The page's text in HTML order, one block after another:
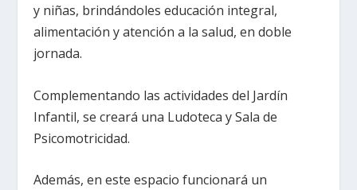
y niñas, brindándoles educación integral,
alimentación y atención a la salud, en doble
jornada.
Complementando las actividades del Jardín
Infantil, se creará una Ludoteca y Sala de
Psicomotricidad.
Además, en este espacio funcionará un